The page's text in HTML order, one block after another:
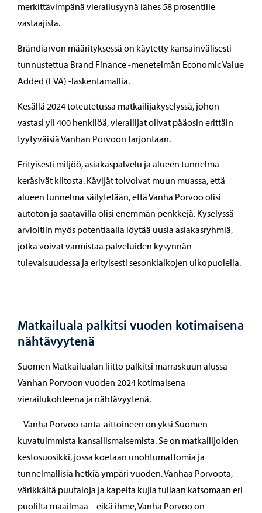
merkittävimpänä vierailusyynä lähes 58 prosentille
vastaajista.
Brändiarvon määrityksessä on käytetty kansainvälisesti
tunnustettua Brand Finance -menetelmän Economic Value
Added (EVA) -laskentamallia.
Kesällä 2024 toteutetussa matkailijakyselyssä, johon
vastasi yli 400 henkilöä, vierailijat olivat pääosin erittäin
tyytyväisiä Vanhan Porvoon tarjontaan.
Erityisesti miljöö, asiakaspalvelu ja alueen tunnelma
keräsivät kiitosta. Kävijät toivoivat muun muassa, että
alueen tunnelma säilytetään, että Vanha Porvoo olisi
autoton ja saatavilla olisi enemmän penkkejä. Kyselyssä
arvioitiin myös potentiaalia löytää uusia asiakasryhmiä,
jotka voivat varmistaa palveluiden kysynnän
tulevaisuudessa ja erityisesti sesonkiaikojen ulkopuolella.
Matkailuala palkitsi vuoden kotimaisena
nähtävyytenä
Suomen Matkailualan liitto palkitsi marraskuun alussa
Vanhan Porvoon vuoden 2024 kotimaisena
vierailukohteena ja nähtävyytenä.
– Vanha Porvoo ranta-aittoineen on yksi Suomen
kuvatuimmista kansallismaisemista. Se on matkailijoiden
kestosuosikki, jossa koetaan unohtumattomia ja
tunnelmallisia hetkiä ympäri vuoden. Vanhaa Porvoota,
värikkäitä puutaloja ja kapeita kujia tullaan katsomaan eri
puolilta maailmaa – eikä ihme, Vanha Porvoo on